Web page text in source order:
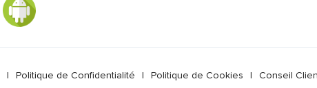
| Politique de Confidentialité | Politique de Cookies | Conseil